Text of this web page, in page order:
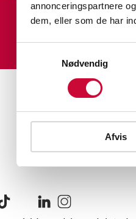
annonceringspartnere
dem, eller som de har
Nødvendig
Afvis
SÆLG
Salgsvilkår